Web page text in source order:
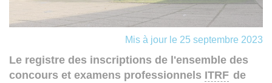
Mis à jour le 25 septembre 2023
Le registre des inscriptions de l'ensemble des
concours et examens professionnels ITRF de